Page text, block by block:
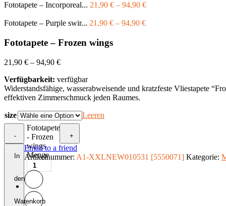
Fototapete – Incorporeal... 21,90 € – 94,90 €
Fototapete – Purple swir... 21,90 € – 94,90 €
Fototapete – Frozen wings
21,90 € – 94,90 €
Verfügbarkeit: verfügbar
Widerstandsfähige, wasserabweisende und kratzfeste Vliestapete
effektiven Zimmerschmuck jeden Raumes.
size Leeren
-
Fototapete
- Frozen
wings
Menge
+
In
den
Warenkorb
Email to a friend
Artikelnummer: A1-XXLNEW010531 [5550071] Kategorie: